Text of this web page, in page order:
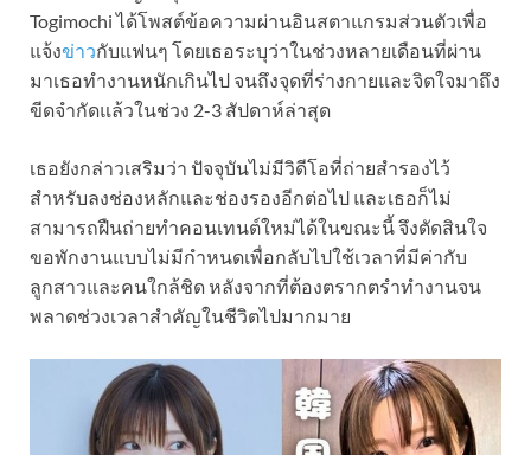
Togimochi ได้โพสต์ข้อความผ่านอินสตาแกรมส่วนตัวเพื่อ
แจ้งข่าวกับแฟนๆ โดยเธอระบุว่าในช่วงหลายเดือนที่ผ่าน
มาเธอทำงานหนักเกินไป จนถึงจุดที่ร่างกายและจิตใจมาถึง
ขีดจำกัดแล้วในช่วง 2-3 สัปดาห์ล่าสุด
เธอยังกล่าวเสริมว่า ปัจจุบันไม่มีวิดีโอที่ถ่ายสำรองไว้
สำหรับลงช่องหลักและช่องรองอีกต่อไป และเธอก็ไม่
สามารถฝืนถ่ายทำคอนเทนต์ใหม่ได้ในขณะนี้ จึงตัดสินใจ
ขอพักงานแบบไม่มีกำหนดเพื่อกลับไปใช้เวลาที่มีค่ากับ
ลูกสาวและคนใกล้ชิด หลังจากที่ต้องตรากตรำทำงานจน
พลาดช่วงเวลาสำคัญในชีวิตไปมากมาย